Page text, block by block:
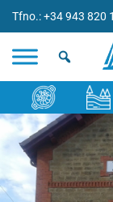
Tfno.: +34 943 820